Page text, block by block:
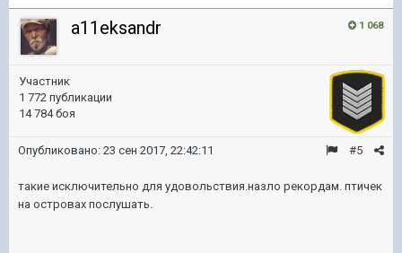
1 068
a11eksandr
Участник
1 772 публикации
14 784 боя
#5
Опубликовано: 23 сен 2017, 22:42:11
такие исключительно для удовольствия.назло рекордам. птичек
на островах послушать.